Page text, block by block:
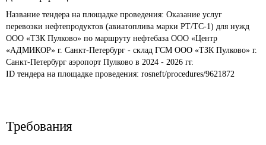
Название тендера на площадке проведения: Оказание услуг
перевозки нефтепродуктов (авиатоплива марки РТ/ТС-1) для нужд
ООО «ТЗК Пулково» по маршруту нефтебаза ООО «Центр
«АДМИКОР» г. Санкт-Петербург - склад ГСМ ООО «ТЗК Пулково» г.
Санкт-Петербург аэропорт Пулково в 2024 - 2026 гг.
ID тендера на площадке проведения: rosneft/procedures/9621872
Требования